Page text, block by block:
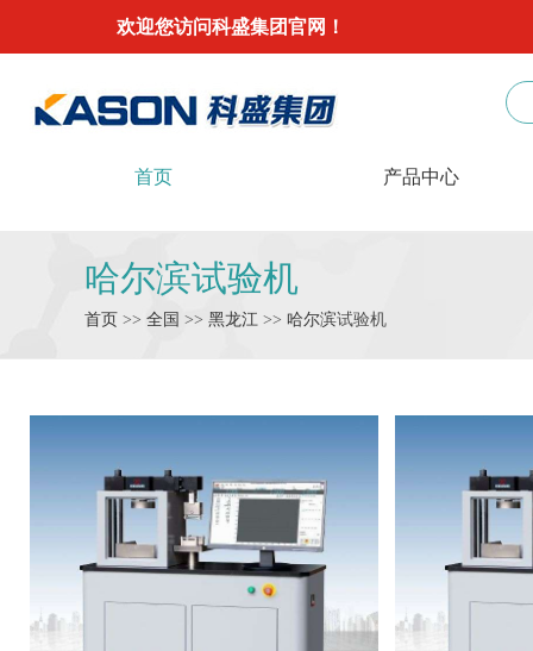
欢迎您访问科盛集团官网！
首页 产品中心
哈尔滨试验机
首页 >>全国 >>黑龙江 >> 哈尔滨试验机